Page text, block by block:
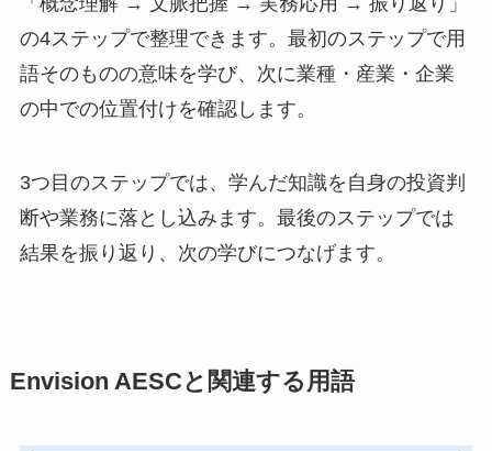
の4ステップで整理できます。最初のステップで用
語そのものの意味を学び、次に業種・産業・企業
の中での位置付けを確認します。
3つ目のステップでは、学んだ知識を自身の投資判
断や業務に落とし込みます。最後のステップでは
結果を振り返り、次の学びにつなげます。
Envision AESCと関連する用語